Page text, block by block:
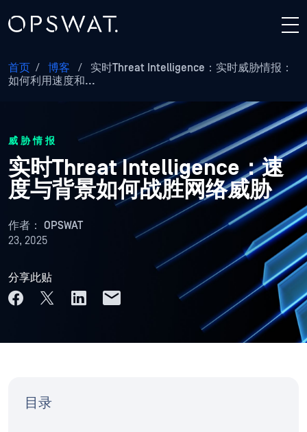
首页 / 博客 /
实时Threat Intelligence：实时威胁情报：
如何利用速度和...
威胁情报
实时Threat Intelligence：速
度与背景如何战胜网络威胁
作者： OPSWAT
23, 2025
分享此贴
目录